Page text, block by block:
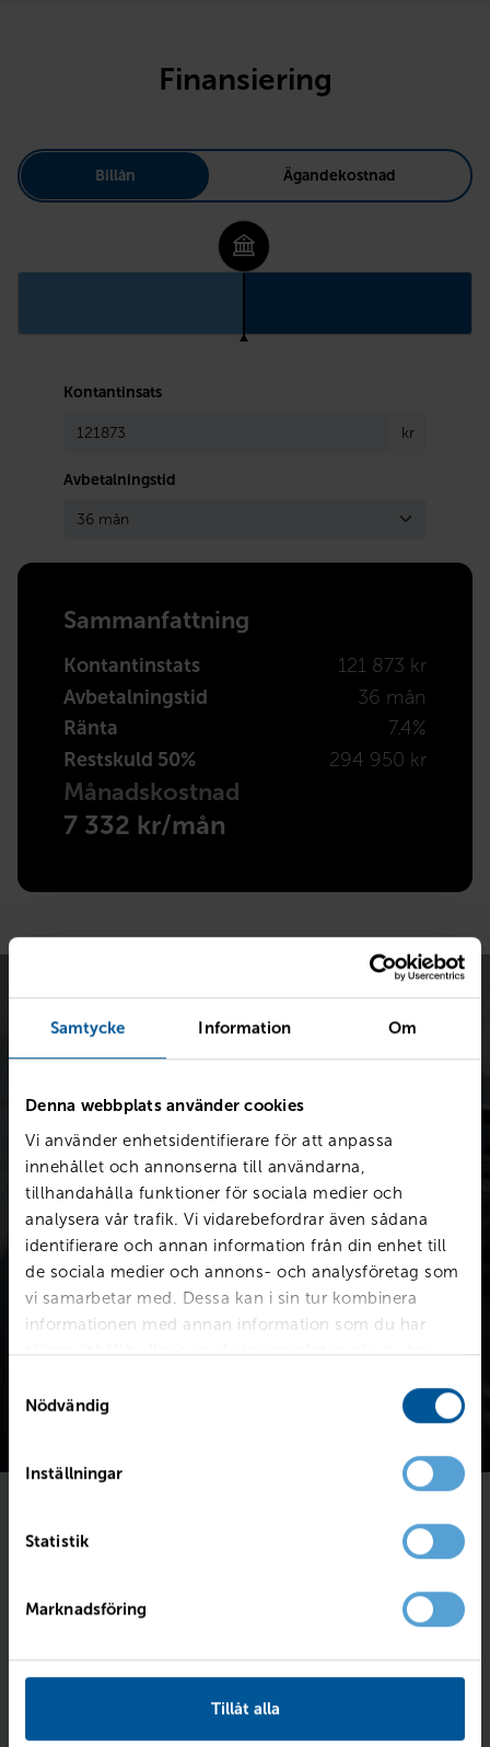
Samtycke Information Om
Denna webbplats använder cookies
Vi använder enhetsidentifierare för att anpassa
innehållet och annonserna till användarna,
tillhandahålla funktioner för sociala medier och
analysera vår trafik. Vi vidarebefordrar även sådana
identifierare och annan information från din enhet till
de sociala medier och annons- och analysföretag som
vi samarbetar med. Dessa kan i sin tur kombinera
informationen med annan information som du har
tillhandahållit eller som de har samlat in när du har
Nödvändig
Inställningar
Statistik
Marknadsföring
Tillåt alla
Finansiering
Billån Ägandekostnad
Kontantinsats
kr
Avbetalningstid
Sammanfattning
Kontantinstats
121 873 kr
Avbetalningstid
36 mån
Ränta
7.4%
Restskuld 50%
294 950 kr
Månadskostnad
7 332 kr/mån
Värdera bilen kostnadsfritt
Snabb värdering för en första uppskattning av vad din bil är
värd.
Värdera din bil
Fyll i dina kontaktuppgifter så skriver vi till dig
Intresseanmälan förXC60 T6 Plus Dark Nordic Editionmed
registreringsnummer:TFP15S.